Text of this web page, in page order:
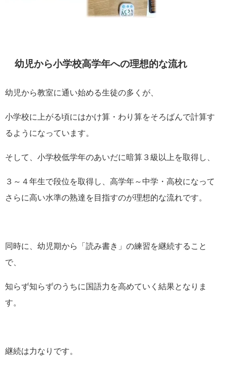
幼児から小学校高学年への理想的な流れ
幼児から教室に通い始める生徒の多くが、
小学校に上がる頃にはかけ算・わり算をそろばんで計算す
るようになっています。
そして、小学校低学年のあいだに暗算３級以上を取得し、
３～４年生で段位を取得し、高学年～中学・高校になって
さらに高い水準の熟達を目指すのが理想的な流れです。
同時に、幼児期から「読み書き」の練習を継続すること
で、
知らず知らずのうちに国語力を高めていく結果となりま
す。
継続は力なりです。